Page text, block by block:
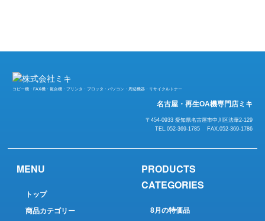
コピー機・FAX機・複合機・プリンタ・プロッタ・パソコン・周辺機器・リサイクルトナー
名古屋・再生OA機専門店ミキ
〒454-0933 愛知県名古屋市中川区法華2-129
TEL.052-369-1785 FAX.052-369-1786
MENU
トップ
商品カテゴリー
PRODUCTS
CATEGORIES
8月の特価品